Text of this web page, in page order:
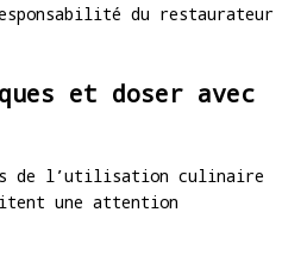
du restaurateur
et doser avec
de l’utilisation culinaire
une attention